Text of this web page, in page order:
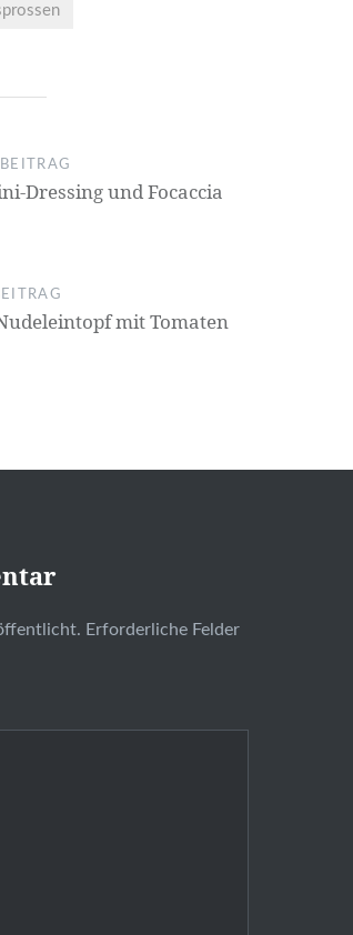
Dressing und Focaccia
mit Tomaten
Erforderliche Felder